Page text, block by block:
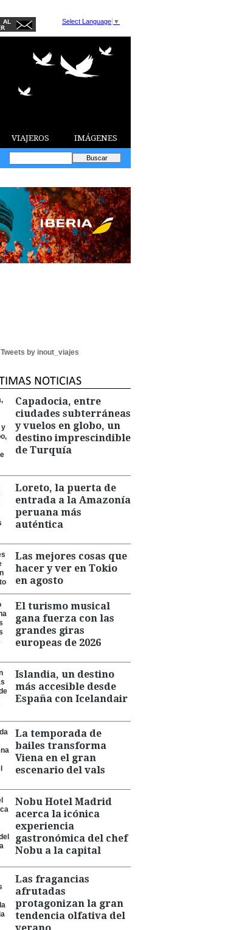
Select Language ▼
VIAJEROS IMÁGENES
Tweets by inout_viajes
Capadocia, entre
ciudades subterráneas
y vuelos en globo, un
destino imprescindible
de Turquía
Loreto, la puerta de
entrada a la Amazonía
peruana más
auténtica
Las mejores cosas que
hacer y ver en Tokio
en agosto
El turismo musical
gana fuerza con las
grandes giras
europeas de 2026
Islandia, un destino
más accesible desde
España con Icelandair
La temporada de
bailes transforma
Viena en el gran
escenario del vals
Nobu Hotel Madrid
acerca la icónica
experiencia
gastronómica del chef
Nobu a la capital
Las fragancias
afrutadas
protagonizan la gran
tendencia olfativa del